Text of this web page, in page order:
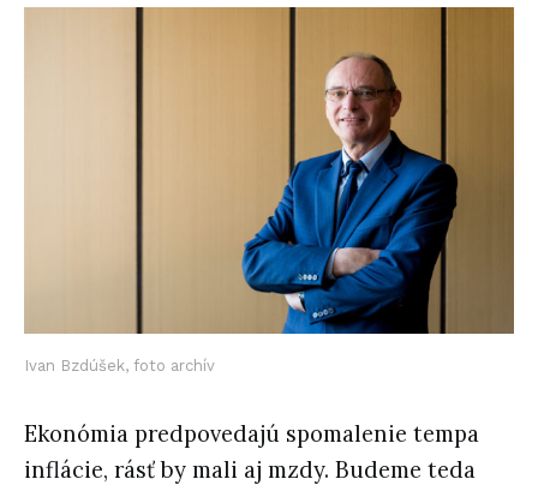
Ivan Bzdúšek, foto archív
Ekonómia predpovedajú spomalenie tempa
inflácie, rásť by mali aj mzdy. Budeme teda